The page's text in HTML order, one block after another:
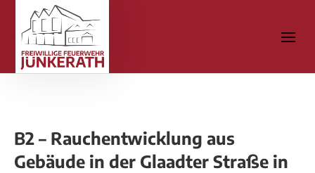
B2 – Rauchentwicklung aus
Gebäude in der Glaadter Straße in